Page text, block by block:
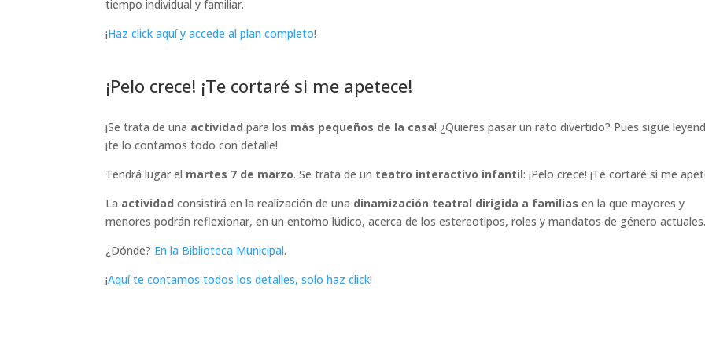
tiempo individual y familiar.
¡Haz click aquí y accede al plan completo!
¡Pelo crece! ¡Te cortaré si me apetece!
¡Se trata de una actividad para los más pequeños de la casa! ¿Quieres pasar un rato divertido? Pues sigue
¡te lo contamos todo con detalle!
Tendrá lugar el martes 7 de marzo. Se trata de un teatro interactivo infantil: ¡Pelo crece! ¡Te cortaré si me
La actividad consistirá en la realización de una dinamización teatral dirigida a familias en la que mayores y
menores podrán reflexionar, en un entorno lúdico, acerca de los estereotipos, roles y mandatos de género actuales.
¿Dónde? En la Biblioteca Municipal.
¡Aquí te contamos todos los detalles, solo haz click!